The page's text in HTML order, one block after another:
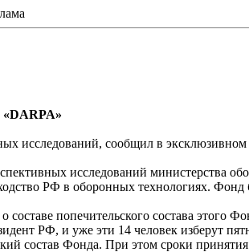
«DARPA»
исследований, сообщил в
исследований министерства
РФ в оборонных технологиях. Фонд
попечительского состава этого
РФ, и уже эти 14 человек изберут
состав Фонда. При этом сроки